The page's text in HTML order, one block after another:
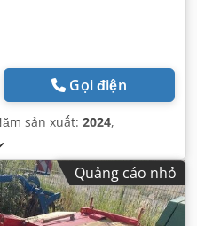
Gọi điện
sản xuất: 2024,
Quảng cáo nhỏ